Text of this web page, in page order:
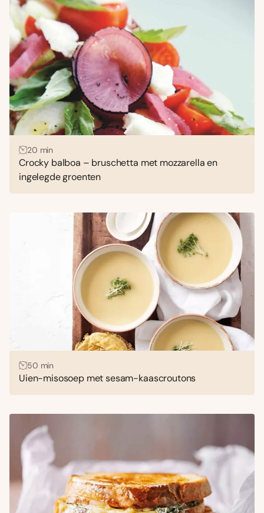
20 min
Crocky balboa – bruschetta met mozzarella en
ingelegde groenten
50 min
Uien-misosoep met sesam-kaascroutons